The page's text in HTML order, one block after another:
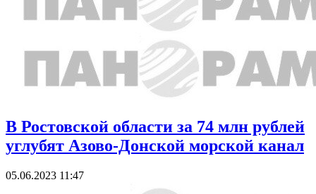
В Ростовской области за 74 млн рублей
углубят Азово-Донской морской канал
05.06.2023 11:47